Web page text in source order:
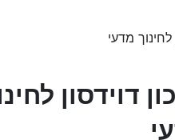
דוידסון